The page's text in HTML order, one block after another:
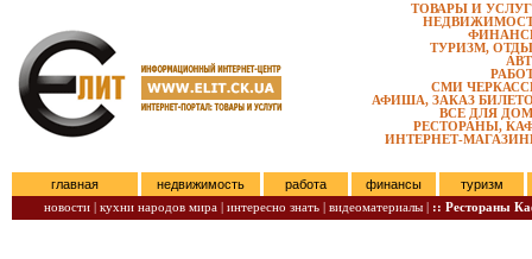
ТОВАРЫ И
ТУРИЗМ,
СМИ
АФИША, ЗАКАЗ
ВСЕ ДЛЯ
РЕСТОРАНЫ,
ИНТЕРНЕТ-
главная недвижимость работа финансы
туризм
новости | кухни народов мира | интересно знать | видеоматериалы | :: Рестораны